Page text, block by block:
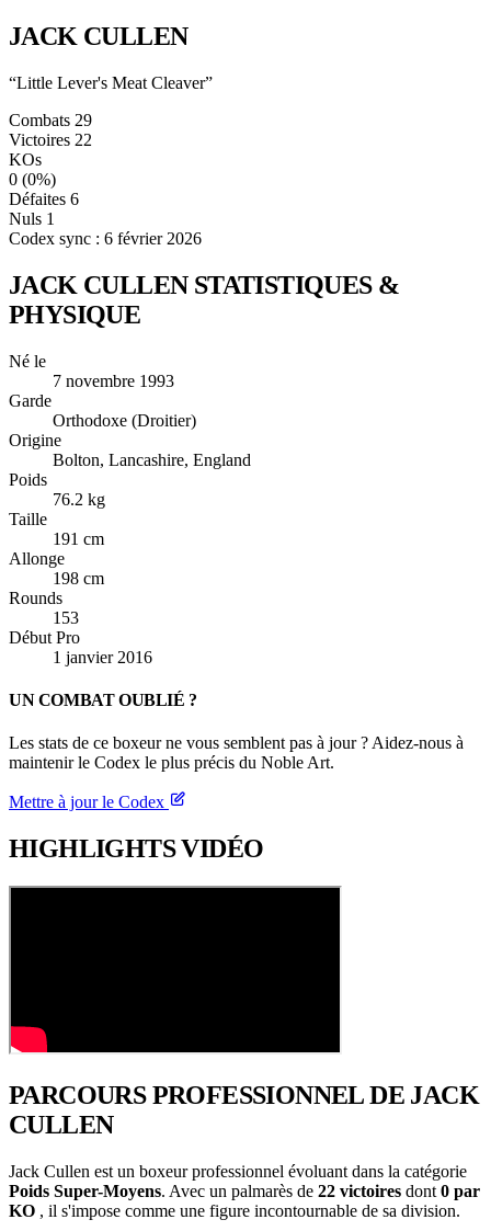
JACK CULLEN
“Little Lever's Meat Cleaver”
Combats 29
Victoires 22
KOs
0 (0%)
Défaites 6
Nuls 1
Codex sync : 6 février 2026
JACK CULLEN STATISTIQUES &
PHYSIQUE
Né le
7 novembre 1993
Garde
Orthodoxe (Droitier)
Origine
Bolton, Lancashire, England
Poids
76.2 kg
Taille
191 cm
Allonge
198 cm
Rounds
153
Début Pro
1 janvier 2016
UN COMBAT OUBLIÉ ?
Les stats de ce boxeur ne vous semblent pas à jour ? Aidez-nous à
maintenir le Codex le plus précis du Noble Art.
Mettre à jour le Codex
HIGHLIGHTSVIDÉO
PARCOURS PROFESSIONNELDE JACK
CULLEN
Jack Cullen est un boxeur professionnel évoluant dans la catégorie
Poids Super-Moyens. Avec un palmarès de 22 victoires dont 0 par
KO , il s'impose comme une figure incontournable de sa division.